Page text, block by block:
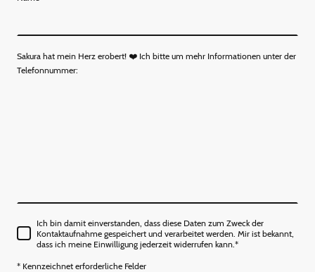
Sakura hat mein Herz erobert! ❤️ Ich bitte um mehr Informationen unter der
Telefonnummer:
Ich bin damit einverstanden, dass diese Daten zum Zweck der
Kontaktaufnahme gespeichert und verarbeitet werden. Mir ist bekannt,
dass ich meine Einwilligung jederzeit widerrufen kann.*
* Kennzeichnet erforderliche Felder